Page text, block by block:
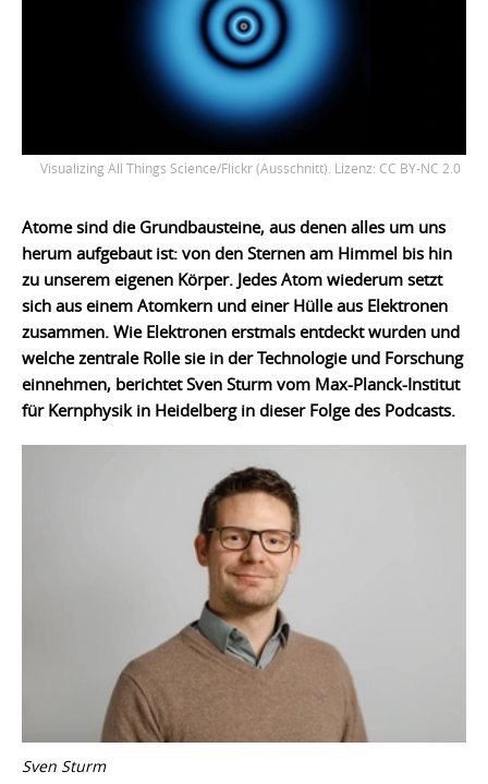
Visualizing All Things Science/Flickr (Ausschnitt). Lizenz: CC BY-NC 2.0
Atome sind die Grundbausteine, aus denen alles um uns
herum aufgebaut ist: von den Sternen am Himmel bis hin
zu unserem eigenen Körper. Jedes Atom wiederum setzt
sich aus einem Atomkern und einer Hülle aus Elektronen
zusammen. Wie Elektronen erstmals entdeckt wurden und
welche zentrale Rolle sie in der Technologie und Forschung
einnehmen, berichtet Sven Sturm vom Max-Planck-Institut
für Kernphysik in Heidelberg in dieser Folge des Podcasts.
Sven Sturm